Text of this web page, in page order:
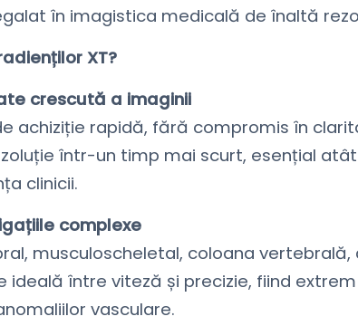
în imagistica medicală de înaltă
XT?
crescută a imaginii
achiziție rapidă, fără compromis în
într-un timp mai scurt, esențial
clinicii.
complexe
musculoscheletal, coloana
ideală între viteză și precizie, fiind
vasculare.